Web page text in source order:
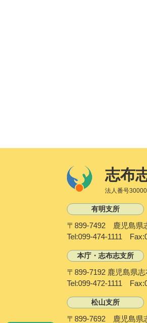
志布
法人番号
有明支所
〒899-7492 鹿児島県
Tel:099-474-1111
本庁・志布志支所
〒899-7192 鹿児島県
Tel:099-472-1111
松山支所
〒899-7692 鹿児島県